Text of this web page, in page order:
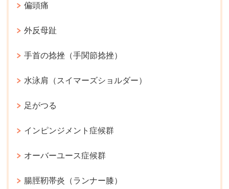
偏頭痛
外反母趾
手首の捻挫（手関節捻挫）
水泳肩（スイマーズショルダー）
足がつる
インピンジメント症候群
オーバーユース症候群
腸脛靭帯炎（ランナー膝）